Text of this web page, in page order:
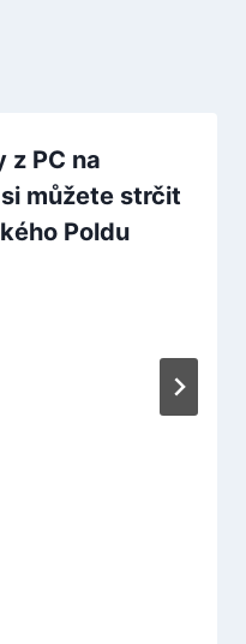
z PC na
můžete strčit
Poldu